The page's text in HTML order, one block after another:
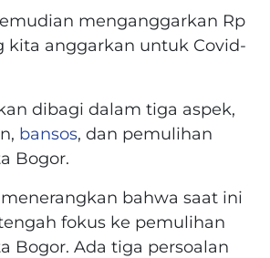
menganggarkan Rp
kita anggarkan untuk Covid-
dibagi dalam tiga aspek,
bansos, dan pemulihan
Bogor.
bahwa saat ini
fokus ke pemulihan
Bogor. Ada tiga persoalan